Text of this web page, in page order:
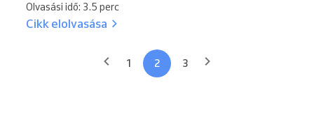
Olvasási idő: 3.5 perc
Cikk elolvasása
1 2 3